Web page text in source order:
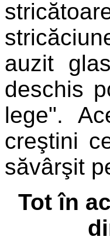
auzit
deschis
lege".
creştini
săvârşit
Tot în